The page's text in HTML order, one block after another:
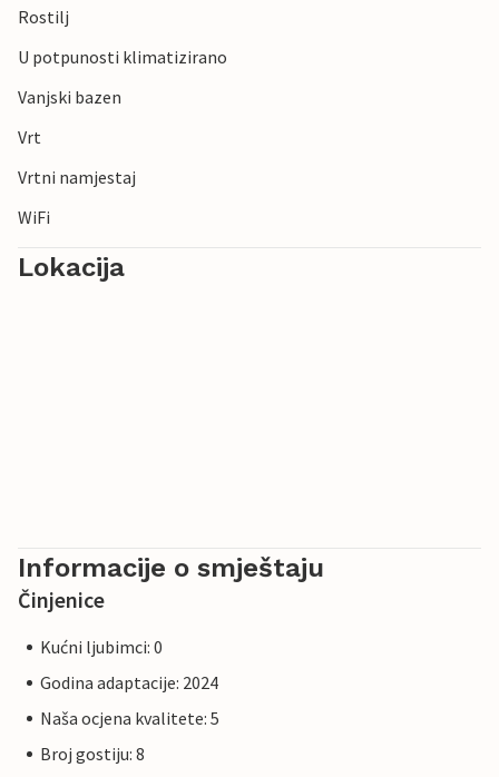
Rostilj
U potpunosti klimatizirano
Vanjski bazen
Vrt
Vrtni namjestaj
WiFi
Lokacija
Informacije o smještaju
Činjenice
Kućni ljubimci: 0
Godina adaptacije: 2024
Naša ocjena kvalitete: 5
Broj gostiju: 8